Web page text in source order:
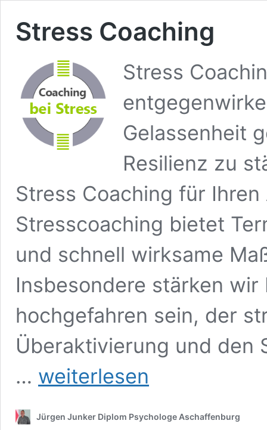
Stress Coaching
Stress
Gelassenheit
Resilienz zu
Stress Coaching für
Stresscoaching bietet
und schnell wirksame
Insbesondere stärken wir
hochgefahren sein, der
Überaktivierung und den
…
Coaching
weiterlesen
Jürgen Junker Diplom Psychologe Aschaffenburg